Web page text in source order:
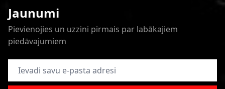
Jaunumi
Pievienojies un uzzini pirmais par labākajiem
piedāvajumiem
E-pasta adrese